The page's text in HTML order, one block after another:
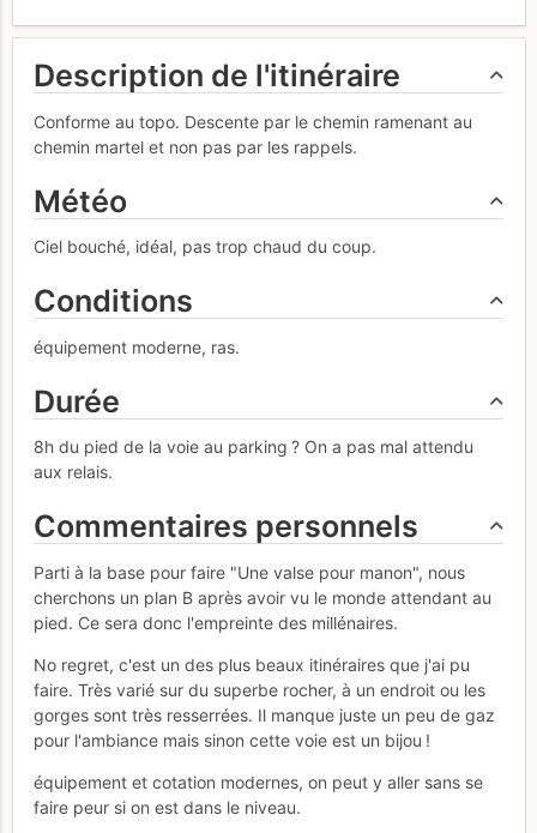
Description de l'itinéraire
Conforme au topo. Descente par le chemin ramenant au
chemin martel et non pas par les rappels.
Météo
Ciel bouché, idéal, pas trop chaud du coup.
Conditions
équipement moderne, ras.
Durée
8h du pied de la voie au parking ? On a pas mal attendu
aux relais.
Commentaires personnels
Parti à la base pour faire "Une valse pour manon", nous
cherchons un plan B après avoir vu le monde attendant au
pied. Ce sera donc l'empreinte des millénaires.
No regret, c'est un des plus beaux itinéraires que j'ai pu
faire. Très varié sur du superbe rocher, à un endroit ou les
gorges sont très resserrées. Il manque juste un peu de gaz
pour l'ambiance mais sinon cette voie est un bijou !
équipement et cotation modernes, on peut y aller sans se
faire peur si on est dans le niveau.